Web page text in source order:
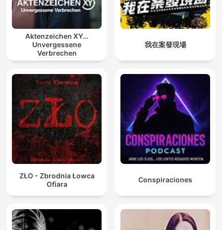
Aktenzeichen XY…
Unvergessene
Verbrechen
我在案發現場
ZŁO - Zbrodnia Łowca
Ofiara
Conspiraciones